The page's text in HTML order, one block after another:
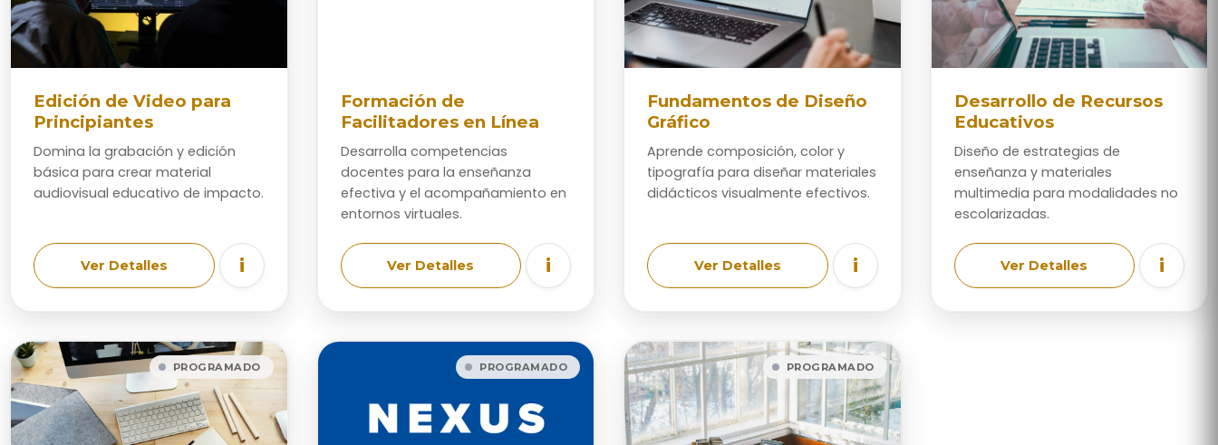
Edición de Video para
Principiantes
Domina la grabación y edición
básica para crear material
audiovisual educativo de impacto.
Ver Detalles i
Formación de
Facilitadores en Línea
Desarrolla competencias
docentes para la enseñanza
efectiva y el acompañamiento en
entornos virtuales.
Ver Detalles i
Fundamentos de Diseño
Gráfico
Aprende composición, color y
tipografía para diseñar materiales
didácticos visualmente efectivos.
Ver Detalles i
Desarrollo de Recursos
Educativos
Diseño de estrategias de
enseñanza y materiales
multimedia para modalidades no
escolarizadas.
Ver Detalles i
PROGRAMADO PROGRAMADO PROGRAMADO